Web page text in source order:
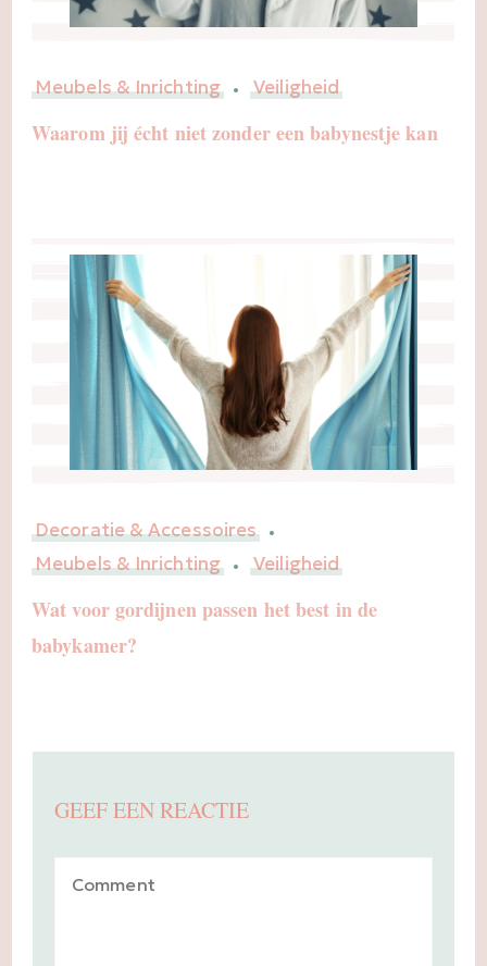
Meubels & Inrichting Veiligheid
Waarom jij écht niet zonder een babynestje kan
Decoratie & Accessoires
Meubels & Inrichting
Veiligheid
Wat voor gordijnen passen het best in de
babykamer?
GEEF EEN REACTIE